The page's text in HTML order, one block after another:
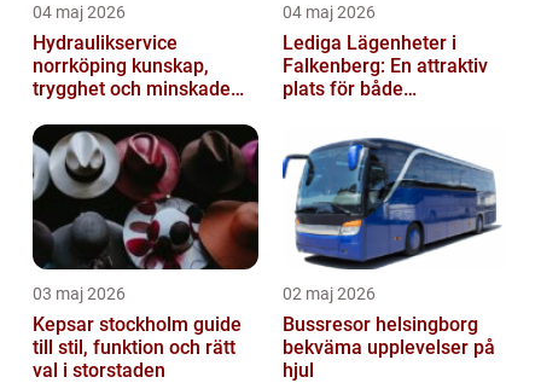
04 maj 2026
Hydraulikservice
norrköping kunskap,
trygghet och minskade
04 maj 2026
Lediga Lägenheter i
Falkenberg: En attraktiv
plats för både
semesterfirare
03 maj 2026
Kepsar stockholm guide
till stil, funktion och rätt
val i storstaden
02 maj 2026
Bussresor helsingborg
bekväma upplevelser på
hjul